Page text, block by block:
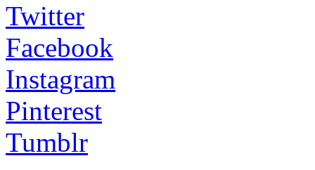
Twitter
Facebook
Instagram
Pinterest
Tumblr